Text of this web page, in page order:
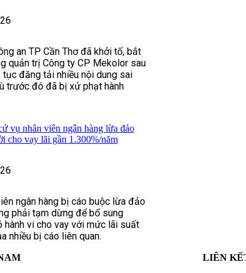
an TP Cần Thơ đã khởi tố, bắt
quản trị Công ty CP Mekolor sau
đăng tải nhiều nội dung sai
trước đó đã bị xử phạt hành
vụ nhân viên ngân hàng lừa đảo
cho vay lãi gần 1.300%/năm
ngân hàng bị cáo buộc lừa đảo
phải tạm dừng để bổ sung
hành vi cho vay với mức lãi suất
nhiều bị cáo liên quan.
LIÊN